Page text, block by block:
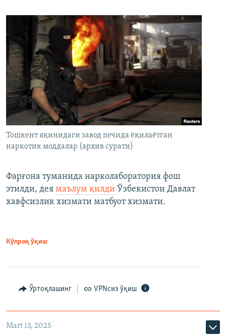
Тошкент яқинидаги завод печида ёқилаётган
наркотик моддалар (архив сурати)
Фарғона туманида нарколаборатория фош
этилди, дея маълум қилди Ўзбекистон Давлат
хавфсизлик хизмати матбуот хизмати.
Кўпроқ ўқиш
Ўртоқлашинг VPNсиз ўқиш
Mart 13, 2025